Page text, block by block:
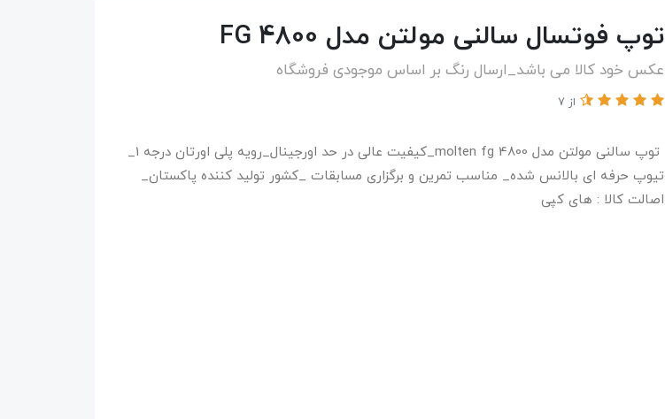
توپ فوتسال سالنی مولتن مدل FG 4800
عکس خود کالا می باشد_ارسال رنگ بر اساس موجودی فروشگاه
از 7
توپ سالنی مولتن مدل molten fg 4800_کیفیت عالی در حد اورجینال_رویه پلی اورتان درجه 1_
تیوپ حرفه ای بالانس شده_ مناسب تمرین و برگزاری مسابقات _کشور تولید کننده پاکستان_
اصالت کالا : های کپی